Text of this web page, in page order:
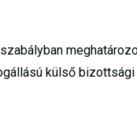
külső